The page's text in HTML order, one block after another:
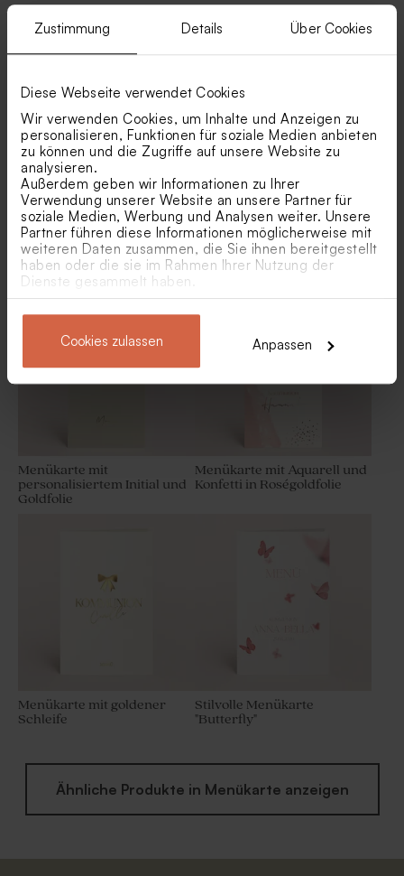
Zustimmung Details Über Cookies
Diese Webseite verwendet Cookies
Wir verwenden Cookies, um Inhalte und Anzeigen zu
personalisieren, Funktionen für soziale Medien anbieten
zu können und die Zugriffe auf unsere Website zu
analysieren.
Außerdem geben wir Informationen zu Ihrer
Verwendung unserer Website an unsere Partner für
soziale Medien, Werbung und Analysen weiter. Unsere
Partner führen diese Informationen möglicherweise mit
weiteren Daten zusammen, die Sie ihnen bereitgestellt
haben oder die sie im Rahmen Ihrer Nutzung der
Dienste gesammelt haben.
Cookies zulassen Anpassen
Runder Geschenkanhänger Notizblock mit Schmetterling
Runder Namensaufkleber
Geschenkdose aus Samt in
Ähnliche Produkte
Menükarte in Naturpapier-
Optik mit Namen und Herz
Menükarte mit Blumenkranz
und Veredelung
Menükarte mit
personalisiertem Initial und
Goldfolie
Menükarte mit Aquarell und
Konfetti in Roségoldfolie
Menükarte mit goldener
Schleife
Stilvolle Menükarte
"Butterfly"
Ähnliche Produkte in Menükarte anzeigen